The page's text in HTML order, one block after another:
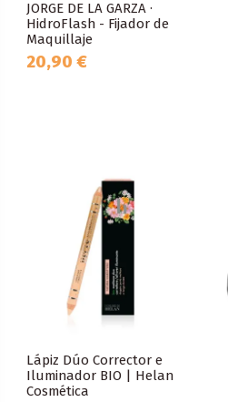
JORGE DE LA GARZA ·
HidroFlash - Fijador de
Maquillaje
20,90 €
Lápiz Dúo Corrector e
Iluminador BIO | Helan
Cosmética